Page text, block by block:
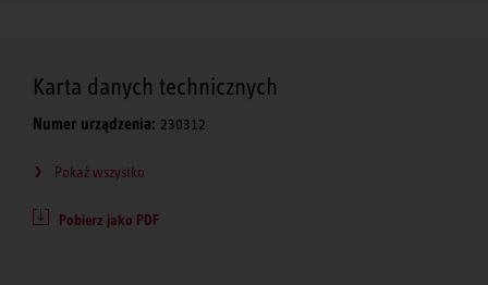
Karta danych technicznych
Numer urządzenia: 230312
Pokaż wszystko
Pobierz jako PDF